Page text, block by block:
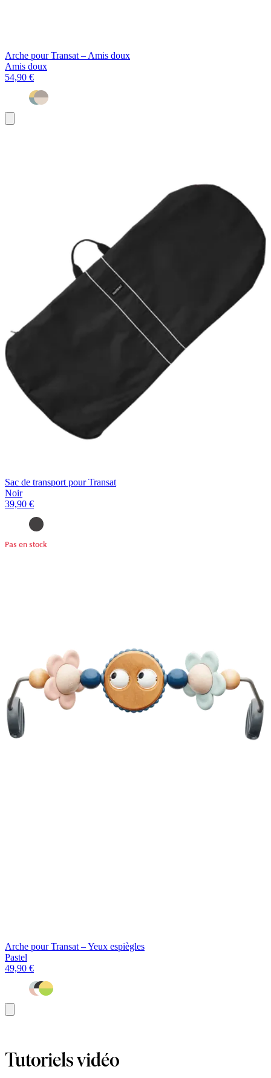
Arche pour Transat – Amis doux
Amis doux
54,90 €
au
Sac de transport pour Transat
Noir
39,90 €
Pas en stock
Arche pour Transat – Yeux espiègles
Pastel
49,90 €
au
Tutoriels vidéo